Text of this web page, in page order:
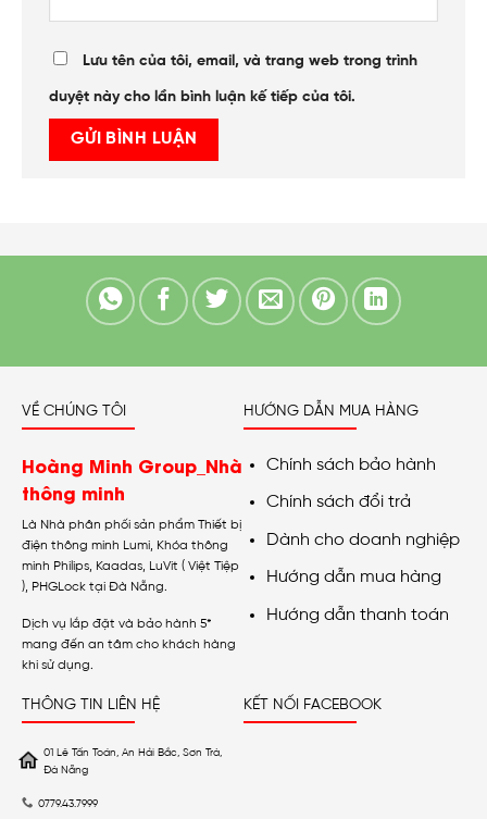
Lưu tên của tôi, email, và trang web trong trình
duyệt này cho lần bình luận kế tiếp của tôi.
VỀ CHÚNG TÔI
Hoàng Minh Group_Nhà
thông minh
Là Nhà phân phối sản phẩm Thiết bị
điện thông minh Lumi, Khóa thông
minh Philips, Kaadas, LuVit ( Việt Tiệp
), PHGLock tại Đà Nẵng.
Dịch vụ lắp đặt và bảo hành 5*
mang đến an tâm cho khách hàng
khi sử dụng.
HƯỚNG DẪN MUA HÀNG
Chính sách bảo hành
Chính sách đổi trả
Dành cho doanh nghiệp
Hướng dẫn mua hàng
Hướng dẫn thanh toán
THÔNG TIN LIÊN HỆ
01 Lê Tấn Toán, An Hải Bắc, Sơn Trà,
Đà Nẵng
0779.43.7999
KẾT NỐI FACEBOOK